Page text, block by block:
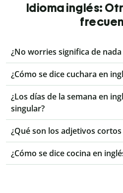
Idioma inglés:
¿No worries significa de nada
¿Cómo se dice cuchara en
¿Los días de la semana en
singular?
¿Qué son los adjetivos
¿Cómo se dice cocina en